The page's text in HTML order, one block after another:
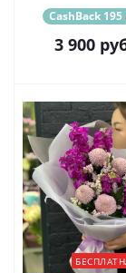
CashBack 195
3 900